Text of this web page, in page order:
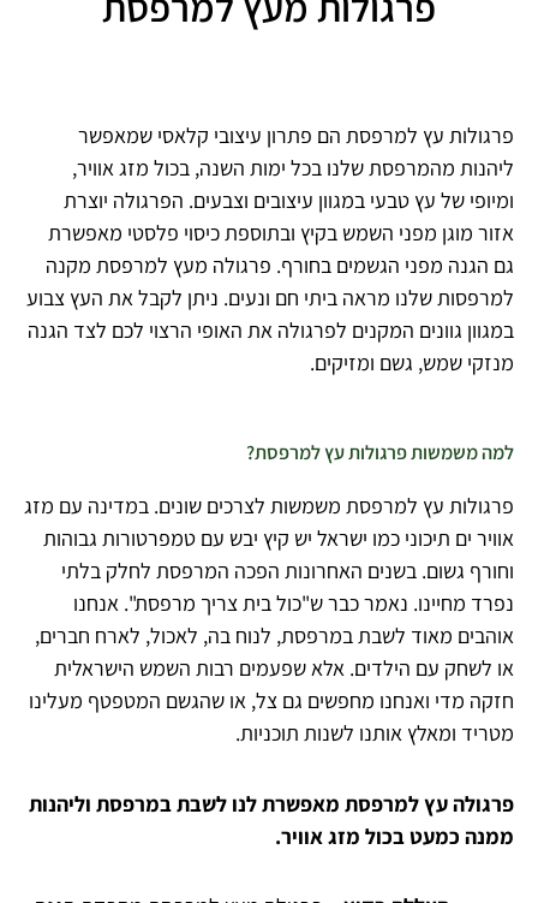
פרגולות עץ למרפסת הם פתרון עיצובי קלאסי שמאפשר
ליהנות מהמרפסת שלנו בכל ימות השנה, בכול מזג אוויר,
ומיופי של עץ טבעי במגוון עיצובים וצבעים. הפרגולה יוצרת
אזור מוגן מפני השמש בקיץ ובתוספת כיסוי פלסטי מאפשרת
גם הגנה מפני הגשמים בחורף. פרגולה מעץ למרפסת מקנה
למרפסות שלנו מראה ביתי חם ונעים. ניתן לקבל את העץ צבוע
במגוון גוונים המקנים לפרגולה את האופי הרצוי לכם לצד הגנה
מנזקי שמש, גשם ומזיקים.
למה משמשות פרגולות עץ למרפסת?
פרגולות עץ למרפסת משמשות לצרכים שונים. במדינה עם מזג
אוויר ים תיכוני כמו ישראל יש קיץ יבש עם טמפרטורות גבוהות
וחורף גשום. בשנים האחרונות הפכה המרפסת לחלק בלתי
נפרד מחיינו. נאמר כבר ש"כול בית צריך מרפסת". אנחנו
אוהבים מאוד לשבת במרפסת, לנוח בה, לאכול, לארח חברים,
או לשחק עם הילדים. אלא שפעמים רבות השמש הישראלית
חזקה מדי ואנחנו מחפשים גם צל, או שהגשם המטפטף מעלינו
מטריד ומאלץ אותנו לשנות תוכניות.
פרגולה עץ למרפסת מאפשרת לנו לשבת במרפסת וליהנות
ממנה כמעט בכול מזג אוויר.